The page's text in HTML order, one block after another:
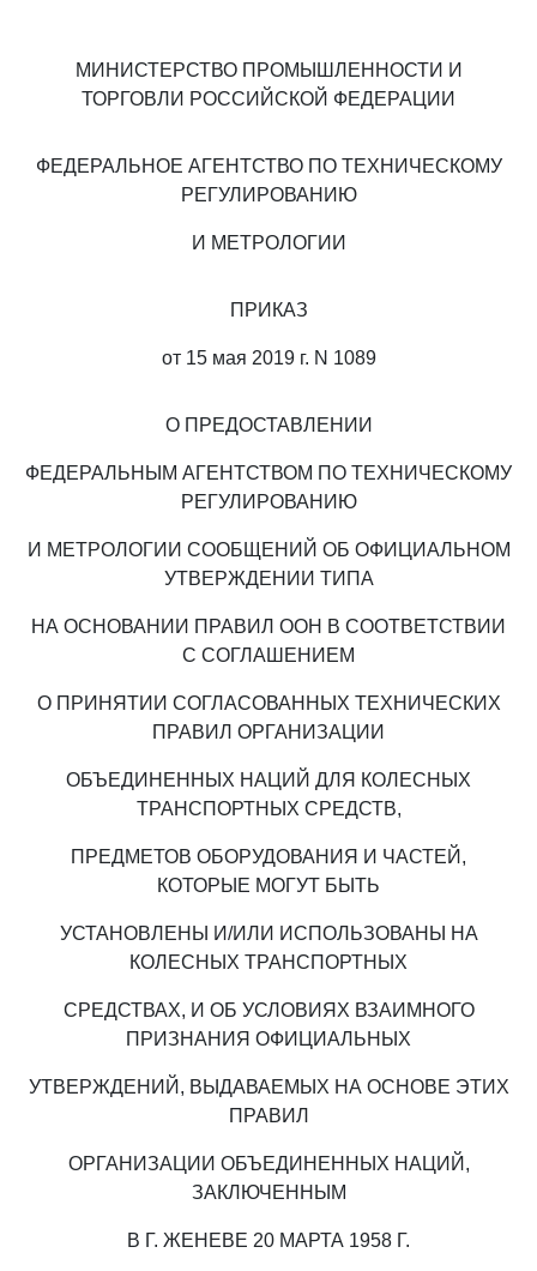
МИНИСТЕРСТВО ПРОМЫШЛЕННОСТИ И
ТОРГОВЛИ РОССИЙСКОЙ ФЕДЕРАЦИИ
ФЕДЕРАЛЬНОЕ АГЕНТСТВО ПО ТЕХНИЧЕСКОМУ
РЕГУЛИРОВАНИЮ
И МЕТРОЛОГИИ
ПРИКАЗ
от 15 мая 2019 г. N 1089
О ПРЕДОСТАВЛЕНИИ
ФЕДЕРАЛЬНЫМ АГЕНТСТВОМ ПО ТЕХНИЧЕСКОМУ
РЕГУЛИРОВАНИЮ
И МЕТРОЛОГИИ СООБЩЕНИЙ ОБ ОФИЦИАЛЬНОМ
УТВЕРЖДЕНИИ ТИПА
НА ОСНОВАНИИ ПРАВИЛ ООН В СООТВЕТСТВИИ
С СОГЛАШЕНИЕМ
О ПРИНЯТИИ СОГЛАСОВАННЫХ ТЕХНИЧЕСКИХ
ПРАВИЛ ОРГАНИЗАЦИИ
ОБЪЕДИНЕННЫХ НАЦИЙ ДЛЯ КОЛЕСНЫХ
ТРАНСПОРТНЫХ СРЕДСТВ,
ПРЕДМЕТОВ ОБОРУДОВАНИЯ И ЧАСТЕЙ,
КОТОРЫЕ МОГУТ БЫТЬ
УСТАНОВЛЕНЫ И/ИЛИ ИСПОЛЬЗОВАНЫ НА
КОЛЕСНЫХ ТРАНСПОРТНЫХ
СРЕДСТВАХ, И ОБ УСЛОВИЯХ ВЗАИМНОГО
ПРИЗНАНИЯ ОФИЦИАЛЬНЫХ
УТВЕРЖДЕНИЙ, ВЫДАВАЕМЫХ НА ОСНОВЕ ЭТИХ
ПРАВИЛ
ОРГАНИЗАЦИИ ОБЪЕДИНЕННЫХ НАЦИЙ,
ЗАКЛЮЧЕННЫМ
В Г. ЖЕНЕВЕ 20 МАРТА 1958 Г.